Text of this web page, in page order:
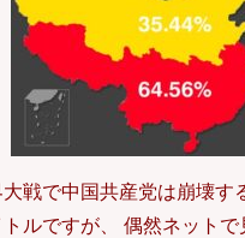
戦で中国共産党は崩壊す
ルですが、 偶然ネット